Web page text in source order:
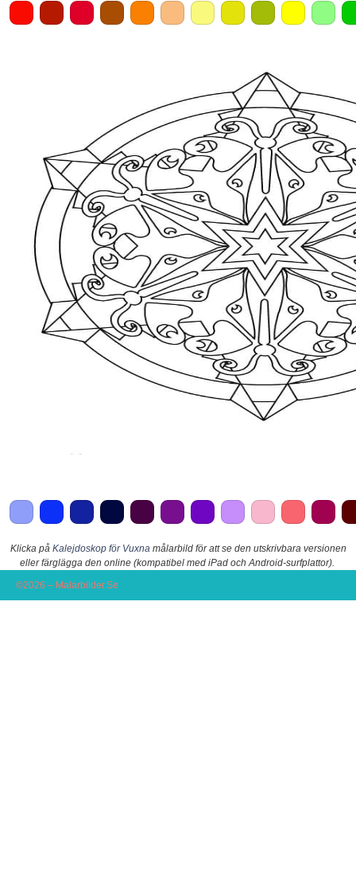
Klicka på Kalejdoskop för Vuxna målarbild för att se den utskrivbara versionen
eller färglägga den online (kompatibel med iPad och Android-surfplattor).
©2026 – Malarbilder.Se